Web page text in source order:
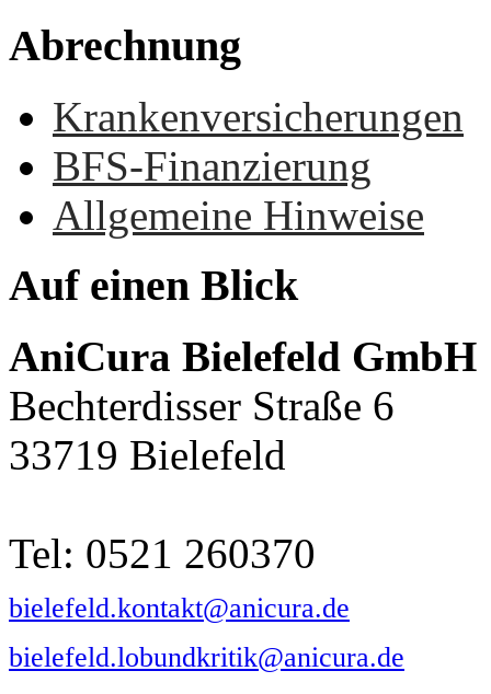
Abrechnung
Krankenversicherungen
BFS-Finanzierung
Allgemeine Hinweise
Auf einen Blick
AniCura Bielefeld GmbH
Bechterdisser Straße 6
33719 Bielefeld
Tel: 0521 260370
bielefeld.kontakt@anicura.de
bielefeld.lobundkritik@anicura.de